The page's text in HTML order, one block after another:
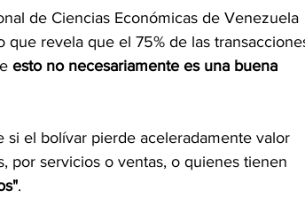
de Ciencias Económicas de Venezuela
que revela que el 75% de las
esto no necesariamente es una buena
si el bolívar pierde aceleradamente valor
por servicios o ventas, o quienes tienen
.